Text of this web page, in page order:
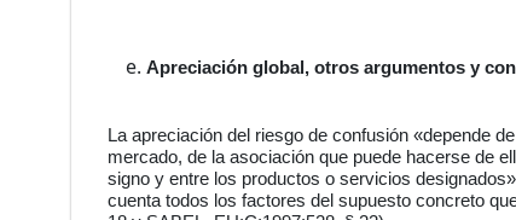
Apreciación global, otros argumentos y
La apreciación del riesgo de confusión «depende
mercado, de la asociación que puede hacerse de
signo y entre los productos o servicios
cuenta todos los factores del supuesto concreto